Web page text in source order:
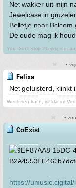
Net wakker uit mijn
Jewelcase in
Belletje naar Bolcom
De oude mag ik
You Don't Stop Playing
•
Felixa
Net geluisterd, klinkt
Wer lesen kann, ist klar im
•
CoExist
https://